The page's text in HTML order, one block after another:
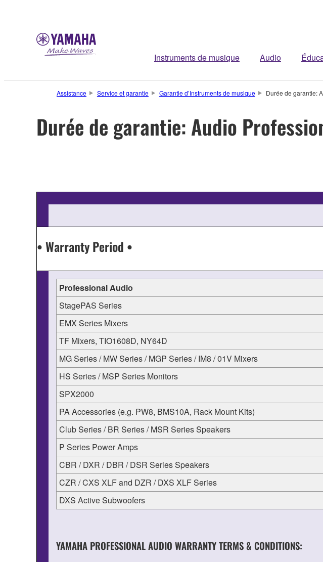
Instruments de musique Audio
Assistance Service et garantie Garantie d’Instruments de musique Durée de garantie:
Durée de garantie: Audio
• Warranty Period •
Professional Audio
StagePAS Series
EMX Series Mixers
TF Mixers, TIO1608D, NY64D
MG Series / MW Series / MGP Series / IM8 / 01V Mixers
HS Series / MSP Series Monitors
SPX2000
PA Accessories (e.g. PW8, BMS10A, Rack Mount Kits)
Club Series / BR Series / MSR Series Speakers
P Series Power Amps
CBR / DXR / DBR / DSR Series Speakers
CZR / CXS XLF and DZR / DXS XLF Series
DXS Active Subwoofers
YAMAHA PROFESSIONAL AUDIO WARRANTY TERMS & CONDITIONS: